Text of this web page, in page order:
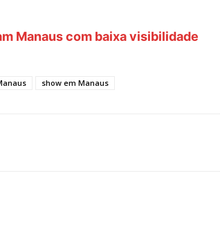
Manaus com baixa visibilidade
show em Manaus